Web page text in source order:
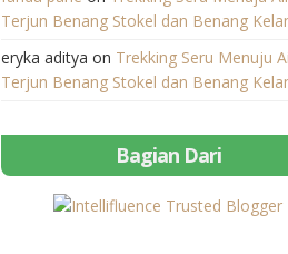
Terjun Benang Stokel dan Benang
eryka aditya on Trekking Seru Menuju
Terjun Benang Stokel dan Benang
Bagian Dari